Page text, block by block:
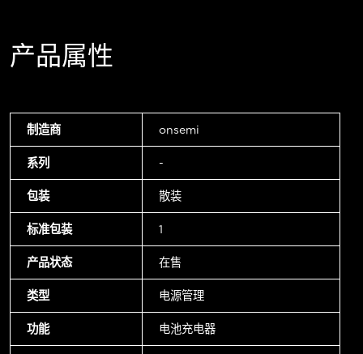
产品属性
制造商 onsemi
系列 -
包装 散装
标准包装 1
产品状态 在售
类型 电源管理
功能 电池充电器